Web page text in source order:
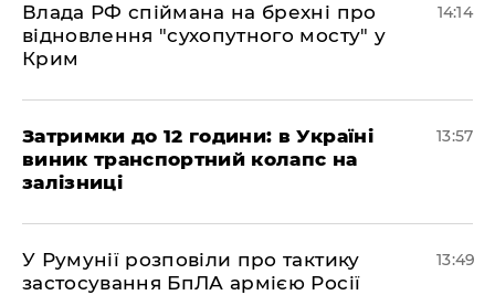
Влада РФ спіймана на брехні про
відновлення "сухопутного мосту" у
Крим
14:14
Затримки до 12 години: в Україні
виник транспортний колапс на
залізниці
13:57
У Румунії розповіли про тактику
застосування БпЛА армією Росії
13:49